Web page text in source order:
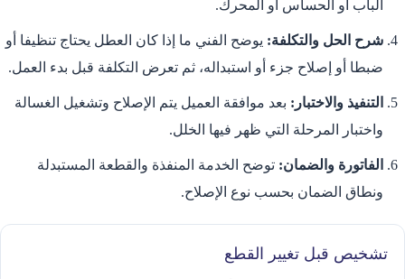
الباب أو الحساس أو المحرك.
شرح الحل والتكلفة: يوضح الفني ما إذا كان العطل يحتاج تنظيفا أو
ضبطا أو إصلاح جزء أو استبداله، ثم تعرض التكلفة قبل بدء العمل.
التنفيذ والاختبار: بعد موافقة العميل يتم الإصلاح وتشغيل الغسالة
واختبار المرحلة التي ظهر فيها الخلل.
الفاتورة والضمان: توضح الخدمة المنفذة والقطعة المستبدلة
ونطاق الضمان بحسب نوع الإصلاح.
تشخيص قبل تغيير القطع